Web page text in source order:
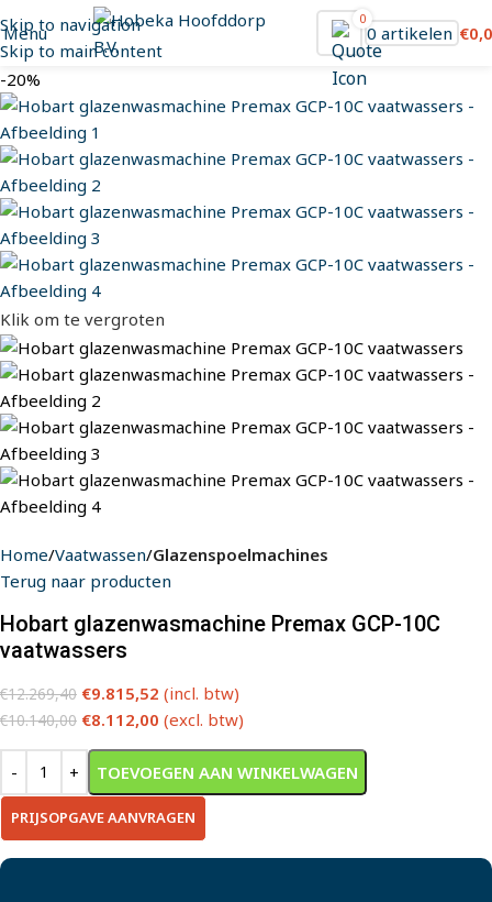
Skip to navigation
Skip to main content
Menu
0
0 artikelen €
-20%
Klik om te vergroten
Home Vaatwassen Glazenspoelmachines
Terug naar producten
Hobart glazenwasmachine Premax GCP-10C
vaatwassers
€12.269,40 €9.815,52 (incl. btw)
€10.140,00 €8.112,00 (excl. btw)
TOEVOEGEN AAN WINKELWAGEN
PRIJSOPGAVE AANVRAGEN